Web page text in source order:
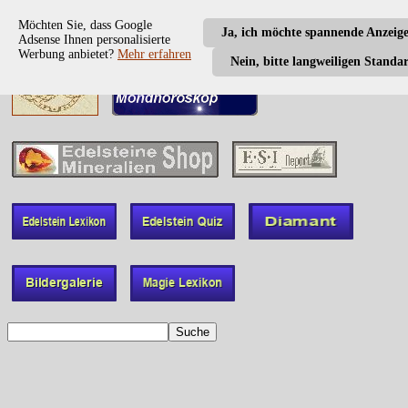
Ja, ich möchte spannende
Nein, bitte langweiligen
Möchten Sie, dass Google
Adsense Ihnen personalisierte
Werbung anbietet? Mehr erfahren